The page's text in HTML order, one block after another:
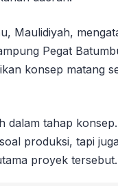
Maulidiyah,
Pegat
konsep matang
dalam tahap
produksi, tapi
proyek tersebut.